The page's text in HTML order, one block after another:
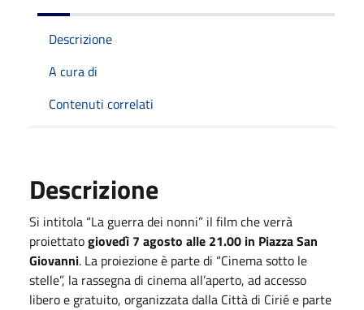
Descrizione
A cura di
Contenuti correlati
Descrizione
Si intitola “La guerra dei nonni” il film che verrà
proiettatogiovedì 7 agosto alle 21.00 in Piazza San
Giovanni. La proiezione è parte di “Cinema sotto le
stelle”, la rassegna di cinema all’aperto, ad accesso
libero e gratuito, organizzata dalla Città di Cirié e parte